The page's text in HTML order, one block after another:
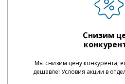
Снизим
Мы снизим цену конкурента,
дешевле! Условия акции в